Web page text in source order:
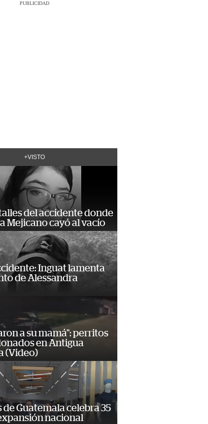
PUBLICIDAD
+VISTO
del accidente donde
Mejicano cayó al vacío
Inguat lamenta
de Alessandra
a su mamá": perritos
en Antigua
(Video)
Guatemala celebra 35
nacional